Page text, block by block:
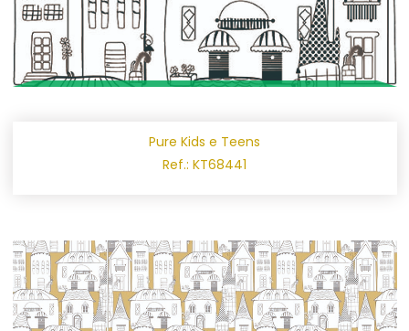
Pure Kids e Teens
Ref.: KT68441